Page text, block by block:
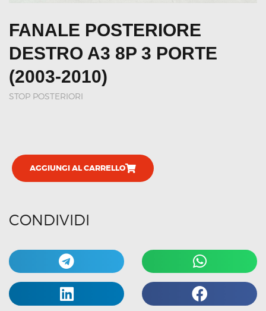
FANALE POSTERIORE
DESTRO A3 8P 3 PORTE
(2003-2010)
STOP POSTERIORI
AGGIUNGI AL CARRELLO
CONDIVIDI